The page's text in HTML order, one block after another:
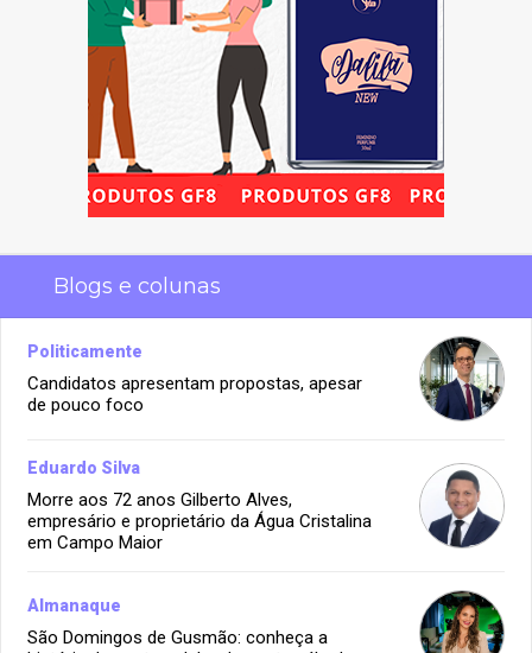
Blogs e colunas
Politicamente
Candidatos apresentam propostas, apesar
de pouco foco
Eduardo Silva
Morre aos 72 anos Gilberto Alves,
empresário e proprietário da Água Cristalina
em Campo Maior
Almanaque
São Domingos de Gusmão: conheça a